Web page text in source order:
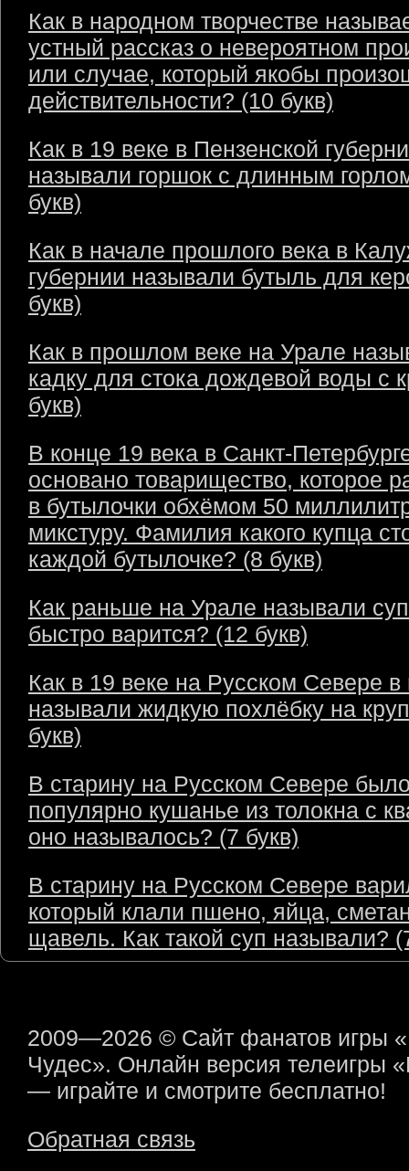
Как в народном творчестве
устный рассказ о невероятном
или случае, который якобы
действительности? (10 букв)
Как в 19 веке в Пензенской
называли горшок с длинным
букв)
Как в начале прошлого века в
губернии называли бутыль для
букв)
Как в прошлом веке на Урале
кадку для стока дождевой воды с
букв)
В конце 19 века в Санкт-
основано товарищество, которое
в бутылочки обхёмом 50
микстуру. Фамилия какого купца
каждой бутылочке? (8 букв)
Как раньше на Урале называли
быстро варится? (12 букв)
Как в 19 веке на Русском Севере в
называли жидкую похлёбку на
букв)
В старину на Русском Севере
популярно кушанье из толокна с
оно называлось? (7 букв)
В старину на Русском Севере
который клали пшено, яйца,
щавель. Как такой суп называли?
2009—2026 © Сайт фанатов игры
Чудес». Онлайн версия телеигры
— играйте и смотрите бесплатно!
Обратная связь